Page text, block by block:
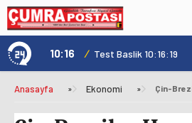
10:16 / Test Baslik 10:16:19
Anasayfa » Ekonomi » Çin-